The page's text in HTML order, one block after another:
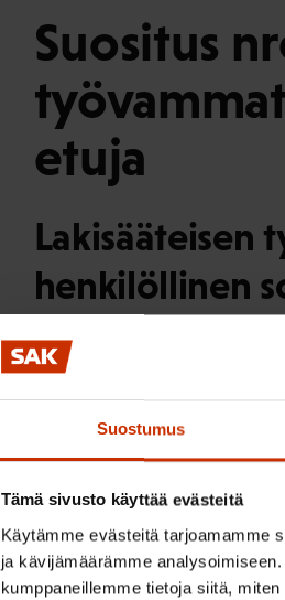
Suostumus
Tämä sivusto käyttää evästeitä
Käytämme evästeitä tarjoamamme
ja kävijämäärämme
kumppaneillemme tietoja siitä,
Suositus
etuja
Lakisääteisen
henkilöllinen
Suomessa työnantajan
työsuhteessa olevaan
soveltamisalaa. Lisäksi
teettää työtä yhä
vaikka tosiasiassa työtä
Kysymyksessä on ILO:n
naamioimaan muuksi
työtapaturmien ja